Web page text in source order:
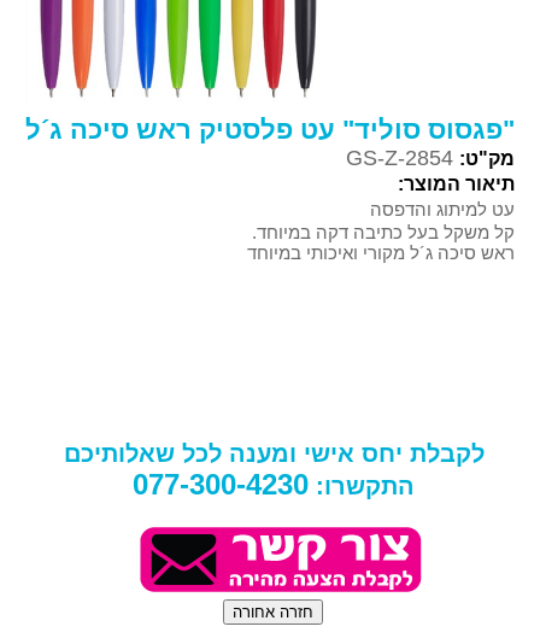
"פגסוס סוליד" עט פלסטיק ראש סיכה ג´ל
מק"ט: GS-Z-2854
תיאור המוצר:
עט למיתוג והדפסה
קל משקל בעל כתיבה דקה במיוחד.
ראש סיכה ג´ל מקורי ואיכותי במיוחד
לקבלת יחס אישי ומענה לכל שאלותיכם
התקשרו: 077-300-4230